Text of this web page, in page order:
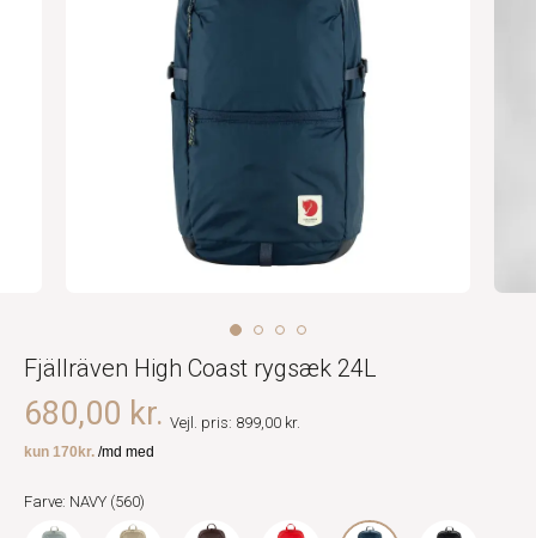
Fjällräven High Coast rygsæk 24L
680,00 kr. Vejl. pris: 899,00 kr.
Farve: NAVY (560)